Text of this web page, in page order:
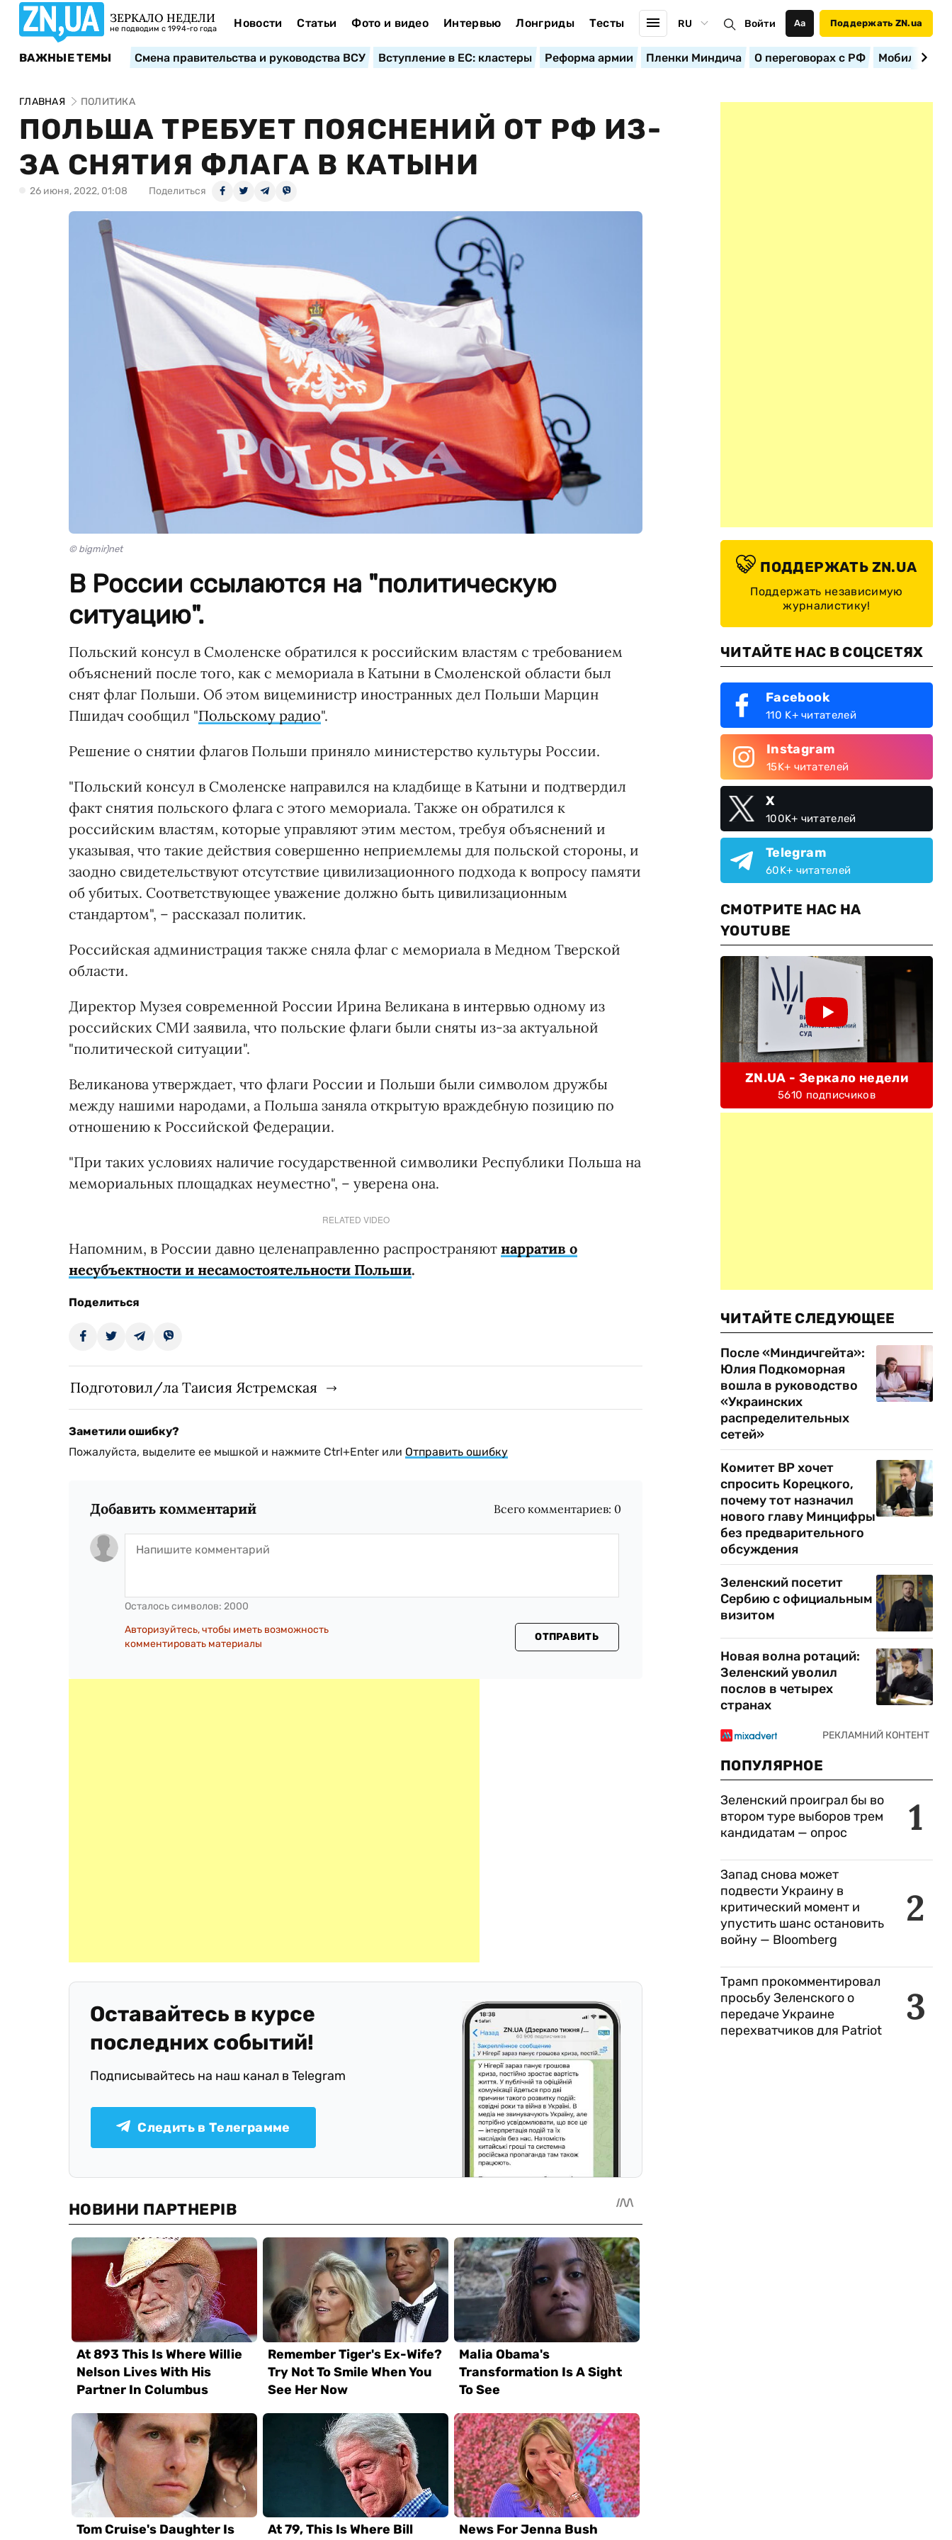
ЗЕРКАЛО НЕДЕЛИ
не подводим с 1994-го года Новости Статьи Фото и видео Интервью Лонгриды Тесты RU Войти Аа Поддержать ZN.ua
ВАЖНЫЕ ТЕМЫ Смена правительства и руководства ВСУ Вступление в ЕС: кластеры Реформа армии Пленки Миндича О переговорах с РФ
ГЛАВНАЯ ПОЛИТИКА
ПОЛЬША ТРЕБУЕТ ПОЯСНЕНИЙ ОТ РФ ИЗ-
ЗА СНЯТИЯ ФЛАГА В КАТЫНИ
26 июня, 2022, 01:08 Поделиться
© bigmir)net
В России ссылаются на "политическую
ситуацию".
Польский консул в Смоленске обратился к российским властям с требованием
объяснений после того, как с мемориала в Катыни в Смоленской области был
снят флаг Польши. Об этом вицеминистр иностранных дел Польши Марцин
Пшидач сообщил "Польскому радио".
Решение о снятии флагов Польши приняло министерство культуры России.
"Польский консул в Смоленске направился на кладбище в Катыни и подтвердил
факт снятия польского флага с этого мемориала. Также он обратился к
российским властям, которые управляют этим местом, требуя объяснений и
указывая, что такие действия совершенно неприемлемы для польской стороны, и
заодно свидетельствуют отсутствие цивилизационного подхода к вопросу памяти
об убитых. Соответствующее уважение должно быть цивилизационным
стандартом", – рассказал политик.
Российская администрация также сняла флаг с мемориала в Медном Тверской
области.
Директор Музея современной России Ирина Великана в интервью одному из
российских СМИ заявила, что польские флаги были сняты из-за актуальной
"политической ситуации".
Великанова утверждает, что флаги России и Польши были символом дружбы
между нашими народами, а Польша заняла открытую враждебную позицию по
отношению к Российской Федерации.
"При таких условиях наличие государственной символики Республики Польша на
мемориальных площадках неуместно", – уверена она.
RELATED VIDEO
Напомним, в России давно целенаправленно распространяют нарратив о
несубъектности и несамостоятельности Польши.
Поделиться
Подготовил/ла Таисия Ястремская
Заметили ошибку?
Пожалуйста, выделите ее мышкой и нажмите Ctrl+Enter или Отправить ошибку
Добавить комментарий Всего комментариев: 0
Осталось символов: 2000
Авторизуйтесь, чтобы иметь возможность
комментировать материалы
ОТПРАВИТЬ
Оставайтесь в курсе
последних событий!
Подписывайтесь на наш канал в Telegram
Следить в Телеграмме
ПОДДЕРЖАТЬ ZN.UA
Поддержать независимую
журналистику!
ЧИТАЙТЕ НАС В СОЦСЕТЯХ
Facebook
110 K+ читателей
Instagram
15K+ читателей
X
100K+ читателей
Telegram
60K+ читателей
СМОТРИТЕ НАС НА
YOUTUBE
ZN.UA - Зеркало недели
5610 подписчиков
ЧИТАЙТЕ СЛЕДУЮЩЕЕ
После «Миндичгейта»:
Юлия Подкоморная
вошла в руководство
«Украинских
распределительных
сетей»
Комитет ВР хочет
спросить Корецкого,
почему тот назначил
нового главу Минцифры
без предварительного
обсуждения
Зеленский посетит
Сербию с официальным
визитом
Новая волна ротаций:
Зеленский уволил
послов в четырех
странах
ПОПУЛЯРНОЕ
1
Зеленский проиграл бы во
втором туре выборов трем
кандидатам — опрос
2
Запад снова может
подвести Украину в
критический момент и
упустить шанс остановить
войну — Bloomberg
3
Трамп прокомментировал
просьбу Зеленского о
передаче Украине
перехватчиков для Patriot